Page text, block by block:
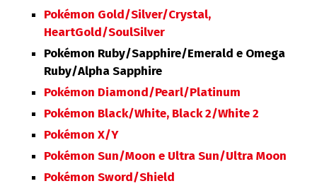
Pokémon Gold/Silver/Crystal,
HeartGold/SoulSilver
Pokémon Ruby/Sapphire/Emerald e Omega
Ruby/Alpha Sapphire
Pokémon Diamond/Pearl/Platinum
Pokémon Black/White, Black 2/White 2
Pokémon X/Y
Pokémon Sun/Moon e Ultra Sun/Ultra Moon
Pokémon Sword/Shield